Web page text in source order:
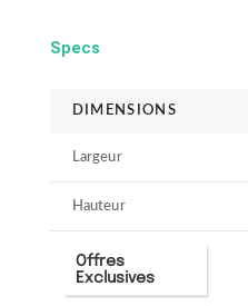
Specs
DIMENSIONS
Largeur
Hauteur
Longueur
Offres
Exclusives